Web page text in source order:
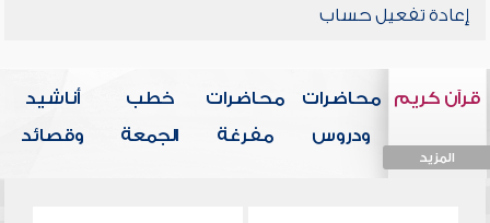
إعادة تفعيل حساب
قرآن كريم
المزيد
محاضرات
ودروس
محاضرات
مفرغة
خطب
الجمعة
أناشيد
وقصائد